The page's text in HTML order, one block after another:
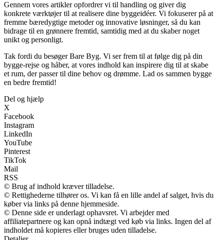
Gennem vores artikler opfordrer vi til handling og giver dig
konkrete værktøjer til at realisere dine byggeidéer. Vi fokuserer på at
fremme bæredygtige metoder og innovative løsninger, så du kan
bidrage til en grønnere fremtid, samtidig med at du skaber noget
unikt og personligt.
Tak fordi du besøger Bare Byg. Vi ser frem til at følge dig på din
bygge-rejse og håber, at vores indhold kan inspirere dig til at skabe
et rum, der passer til dine behov og drømme. Lad os sammen bygge
en bedre fremtid!
Del og hjælp
X
Facebook
Instagram
LinkedIn
YouTube
Pinterest
TikTok
Mail
RSS
© Brug af indhold kræver tilladelse.
© Rettighederne tilhører os. Vi kan få en lille andel af salget, hvis du
køber via links på denne hjemmeside.
© Denne side er underlagt ophavsret. Vi arbejder med
affiliatepartnere og kan opnå indtægt ved køb via links. Ingen del af
indholdet må kopieres eller bruges uden tilladelse.